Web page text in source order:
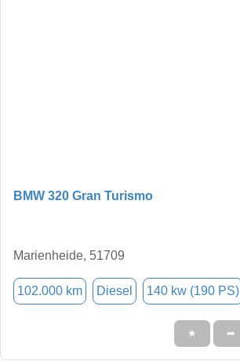
BMW 320 Gran Turismo
Marienheide, 51709
102.000 km Diesel 140 kw (190 PS)
★ ➦